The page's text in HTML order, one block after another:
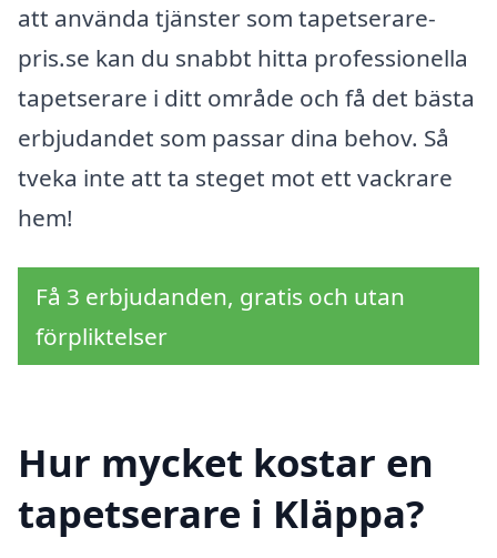
att använda tjänster som tapetserare-
pris.se kan du snabbt hitta professionella
tapetserare i ditt område och få det bästa
erbjudandet som passar dina behov. Så
tveka inte att ta steget mot ett vackrare
hem!
Få 3 erbjudanden, gratis och utan
förpliktelser
Hur mycket kostar en
tapetserare i Kläppa?